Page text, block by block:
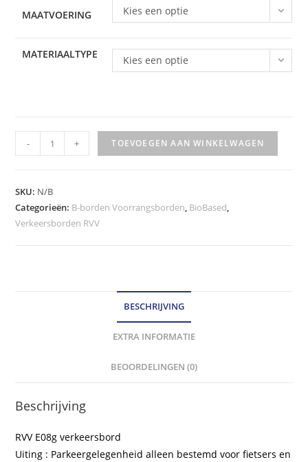
MAATVOERING Kies een optie
MATERIAALTYPE Kies een optie
Verkeersbord
model
E08g
klasse
- + TOEVOEGEN AAN WINKELWAGEN
SKU: N/B
Categorieën: B-borden Voorrangsborden, BioBased,
Verkeersborden RVV
BESCHRIJVING
EXTRA INFORMATIE
BEOORDELINGEN (0)
Beschrijving
RVV E08g verkeersbord
Uiting : Parkeergelegenheid alleen bestemd voor fietsers en